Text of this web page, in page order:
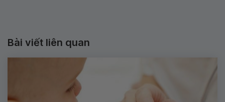
Bài viết liên quan